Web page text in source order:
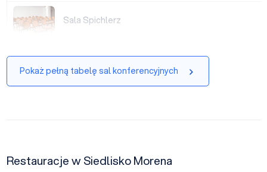
Sala Spichlerz
Sala Spichlerz
Pokaż pełną tabelę sal konferencyjnych
Restauracje w Siedlisko Morena